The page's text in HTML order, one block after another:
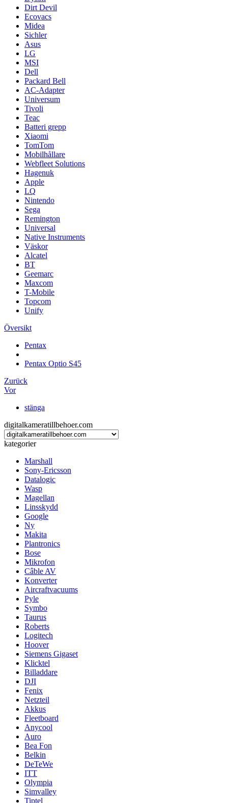
Dirt Devil
Ecovacs
Midea
Sichler
Asus
LG
MSI
Dell
Packard Bell
AC-Adapter
Universum
Tivoli
Teac
Batteri grepp
Xiaomi
TomTom
Mobilhållare
Webfleet Solutions
Hagenuk
Apple
LQ
Nintendo
Sega
Remington
Universal
Native Instruments
Väskor
Alcatel
BT
Geemarc
Maxcom
T-Mobile
Topcom
Unify
Översikt
Pentax
Pentax Optio S45
Zurück
Vor
stänga
digitalkameratillbehoer.com
kategorier
Marshall
Sony-Ericsson
Datalogic
Wasp
Magellan
Linsskydd
Google
Ny
Makita
Plantronics
Bose
Mikrofon
Câble AV
Konverter
Aircraftvacuums
Pyle
Symbo
Taurus
Roberts
Logitech
Hoover
Siemens Gigaset
Klicktel
Billaddare
DJI
Fenix
Netzteil
Akkus
Fleetboard
Anycool
Auro
Bea Fon
Belkin
DeTeWe
ITT
Olympia
Simvalley
Tiptel